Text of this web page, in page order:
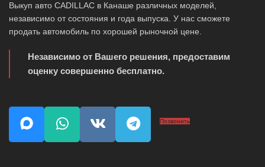
Выкуп авто CADILLAC в Канаше различных моделей,
независимо от состояния и года выпуска. У нас сможете
продать автомобиль по хорошей рыночной цене.
Независимо от Вашего решения, предоставим
оценку совершенно бесплатно.
Позвонить